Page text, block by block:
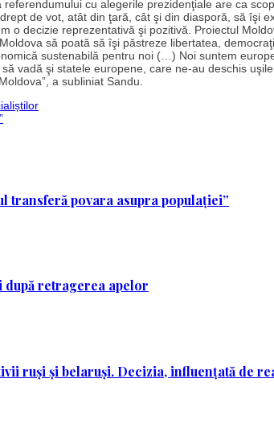
cu alegerile prezidenţiale are ca
de vot, atât din ţară, cât şi din diasporă, să îşi
o decizie reprezentativă şi pozitivă. Proiectul
să poată să îşi păstreze libertatea,
sustenabilă pentru noi (…) Noi suntem
vadă şi statele europene, care ne-au deschis
a subliniat Sandu.
transferă povara asupra populației”
după retragerea apelor
ruși și belaruși. Decizia, influențată de